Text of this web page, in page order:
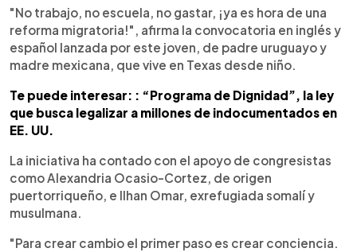
"No trabajo, no escuela, no gastar, ¡ya es hora de una
reforma migratoria!", afirma la convocatoria en inglés y
español lanzada por este joven, de padre uruguayo y
madre mexicana, que vive en Texas desde niño.
Te puede interesar: : “Programa de Dignidad”, la ley
que busca legalizar a millones de indocumentados en
EE. UU.
La iniciativa ha contado con el apoyo de congresistas
como Alexandria Ocasio-Cortez, de origen
puertorriqueño, e Ilhan Omar, exrefugiada somalí y
musulmana.
"Para crear cambio el primer paso es crear conciencia.